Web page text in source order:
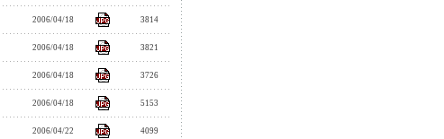
2006/04/18 3814
2006/04/18 3821
2006/04/18 3726
2006/04/18 5153
2006/04/22 4099